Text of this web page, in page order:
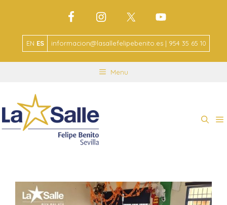
EN ES informacion@lasallefelipebenito.es | 954 35 65 10
Menu